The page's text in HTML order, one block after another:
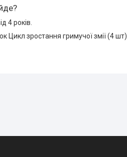
4 років.
Цикл зростання гримучої змії (4 шт)